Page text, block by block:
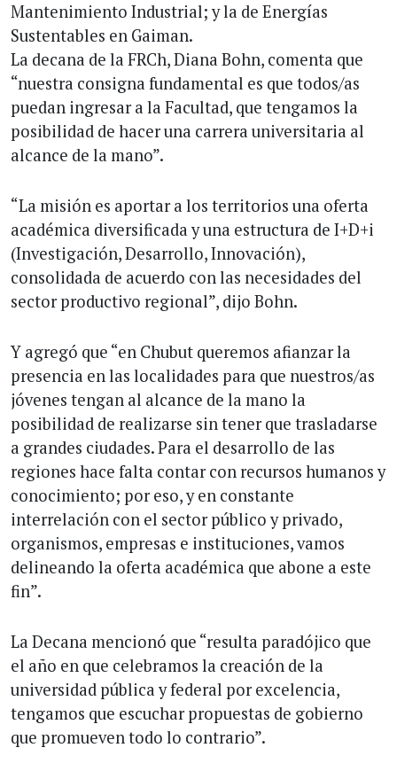
Mantenimiento Industrial; y la de Energías
Sustentables en Gaiman.
La decana de la FRCh, Diana Bohn, comenta que
“nuestra consigna fundamental es que todos/as
puedan ingresar a la Facultad, que tengamos la
posibilidad de hacer una carrera universitaria al
alcance de la mano”.
“La misión es aportar a los territorios una oferta
académica diversificada y una estructura de I+D+i
(Investigación, Desarrollo, Innovación),
consolidada de acuerdo con las necesidades del
sector productivo regional”, dijo Bohn.
Y agregó que “en Chubut queremos afianzar la
presencia en las localidades para que nuestros/as
jóvenes tengan al alcance de la mano la
posibilidad de realizarse sin tener que trasladarse
a grandes ciudades. Para el desarrollo de las
regiones hace falta contar con recursos humanos y
conocimiento; por eso, y en constante
interrelación con el sector público y privado,
organismos, empresas e instituciones, vamos
delineando la oferta académica que abone a este
fin”.
La Decana mencionó que “resulta paradójico que
el año en que celebramos la creación de la
universidad pública y federal por excelencia,
tengamos que escuchar propuestas de gobierno
que promueven todo lo contrario”.